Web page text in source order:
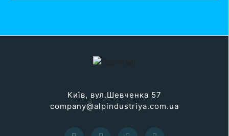
Київ, вул.Шевченка 57
company@alpindustriya.com.ua